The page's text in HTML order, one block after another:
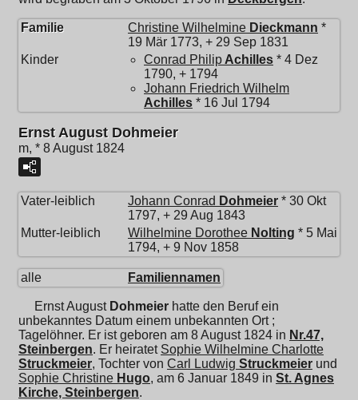
Familie Christine Wilhelmine Dieckmann *
19 Mär 1773, + 29 Sep 1831
Kinder
Conrad Philip Achilles * 4 Dez
1790, + 1794
Johann Friedrich Wilhelm
Achilles * 16 Jul 1794
Ernst August Dohmeier
m, * 8 August 1824
Vater-leiblich Johann Conrad Dohmeier * 30 Okt
1797, + 29 Aug 1843
Mutter-leiblich
Wilhelmine Dorothee Nolting * 5 Mai
1794, + 9 Nov 1858
alle Familiennamen
Ernst August Dohmeier hatte den Beruf ein
unbekanntes Datum einem unbekannten Ort ;
Tagelöhner. Er ist geboren am 8 August 1824 in Nr.47,
Steinbergen. Er heiratet Sophie Wilhelmine Charlotte
Struckmeier, Tochter von Carl Ludwig Struckmeier und
Sophie Christine Hugo, am 6 Januar 1849 in St. Agnes
Kirche, Steinbergen.